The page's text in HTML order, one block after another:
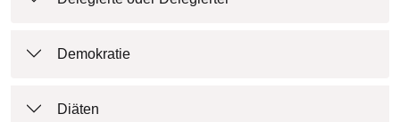
Demokratie
Diäten